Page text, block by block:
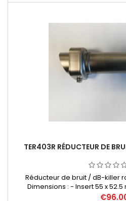
TER403R RÉDUCTEUR DE
Réducteur de bruit / dB-killer
Dimensions : - Insert 55 x